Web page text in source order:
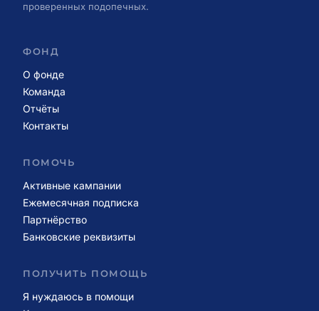
проверенных подопечных.
ФОНД
О фонде
Команда
Отчёты
Контакты
ПОМОЧЬ
Активные кампании
Ежемесячная подписка
Партнёрство
Банковские реквизиты
ПОЛУЧИТЬ ПОМОЩЬ
Я нуждаюсь в помощи